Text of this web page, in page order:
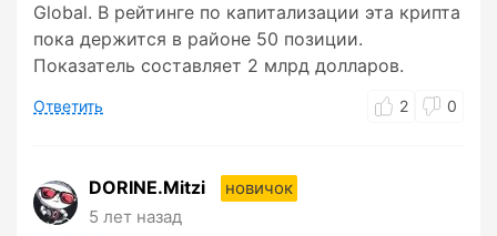
Global. В рейтинге по капитализации эта крипта
пока держится в районе 50 позиции.
Показатель составляет 2 млрд долларов.
Ответить 2 0
DORINE.Mitzi
новичок
5 лет назад